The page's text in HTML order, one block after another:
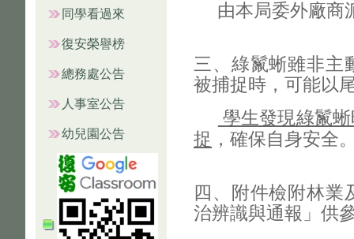
同學看過來
復安榮譽榜
總務處公告
人事室公告
幼兒園公告
由本局委外廠商
三、綠鬣蜥雖非主
被捕捉時，可能以
學生發現綠鬣
捉 ，確保自身安全
四、附件檢附林業
治辨識與通報」供